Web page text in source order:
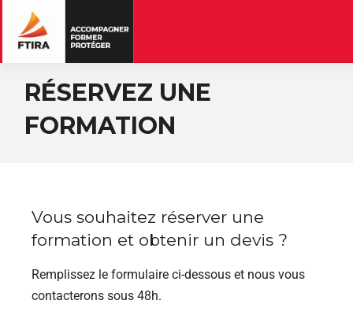
RÉSERVEZ UNE
FORMATION
Vous souhaitez réserver une
formation et obtenir un devis ?
Remplissez le formulaire ci-dessous et nous vous
contacterons sous 48h.